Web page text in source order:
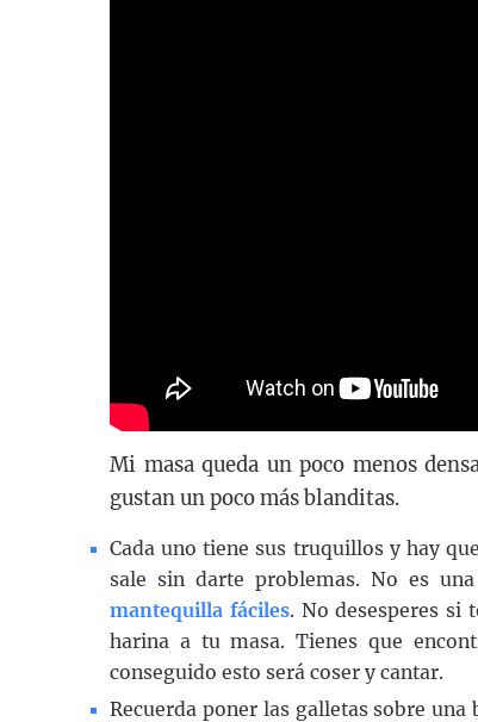
Mi masa queda un poco menos
gustan un poco más blanditas.
Cada uno tiene sus truquillos y hay
sale sin darte problemas. No es
mantequilla fáciles. No desesperes si
harina a tu masa. Tienes que
conseguido esto será coser y cantar.
Recuerda poner las galletas sobre una